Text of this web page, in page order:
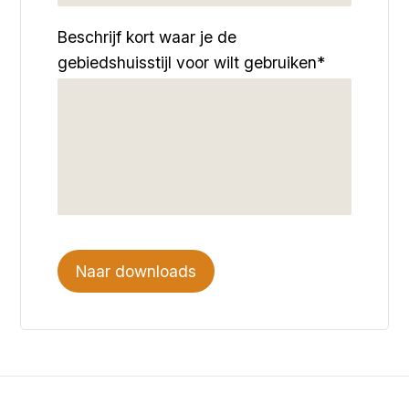
Beschrijf kort waar je de
gebiedshuisstijl voor wilt gebruiken*